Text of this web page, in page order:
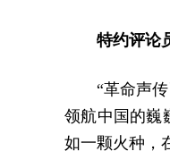
特约评论
“革命声
领航中国的巍
如一颗火种，